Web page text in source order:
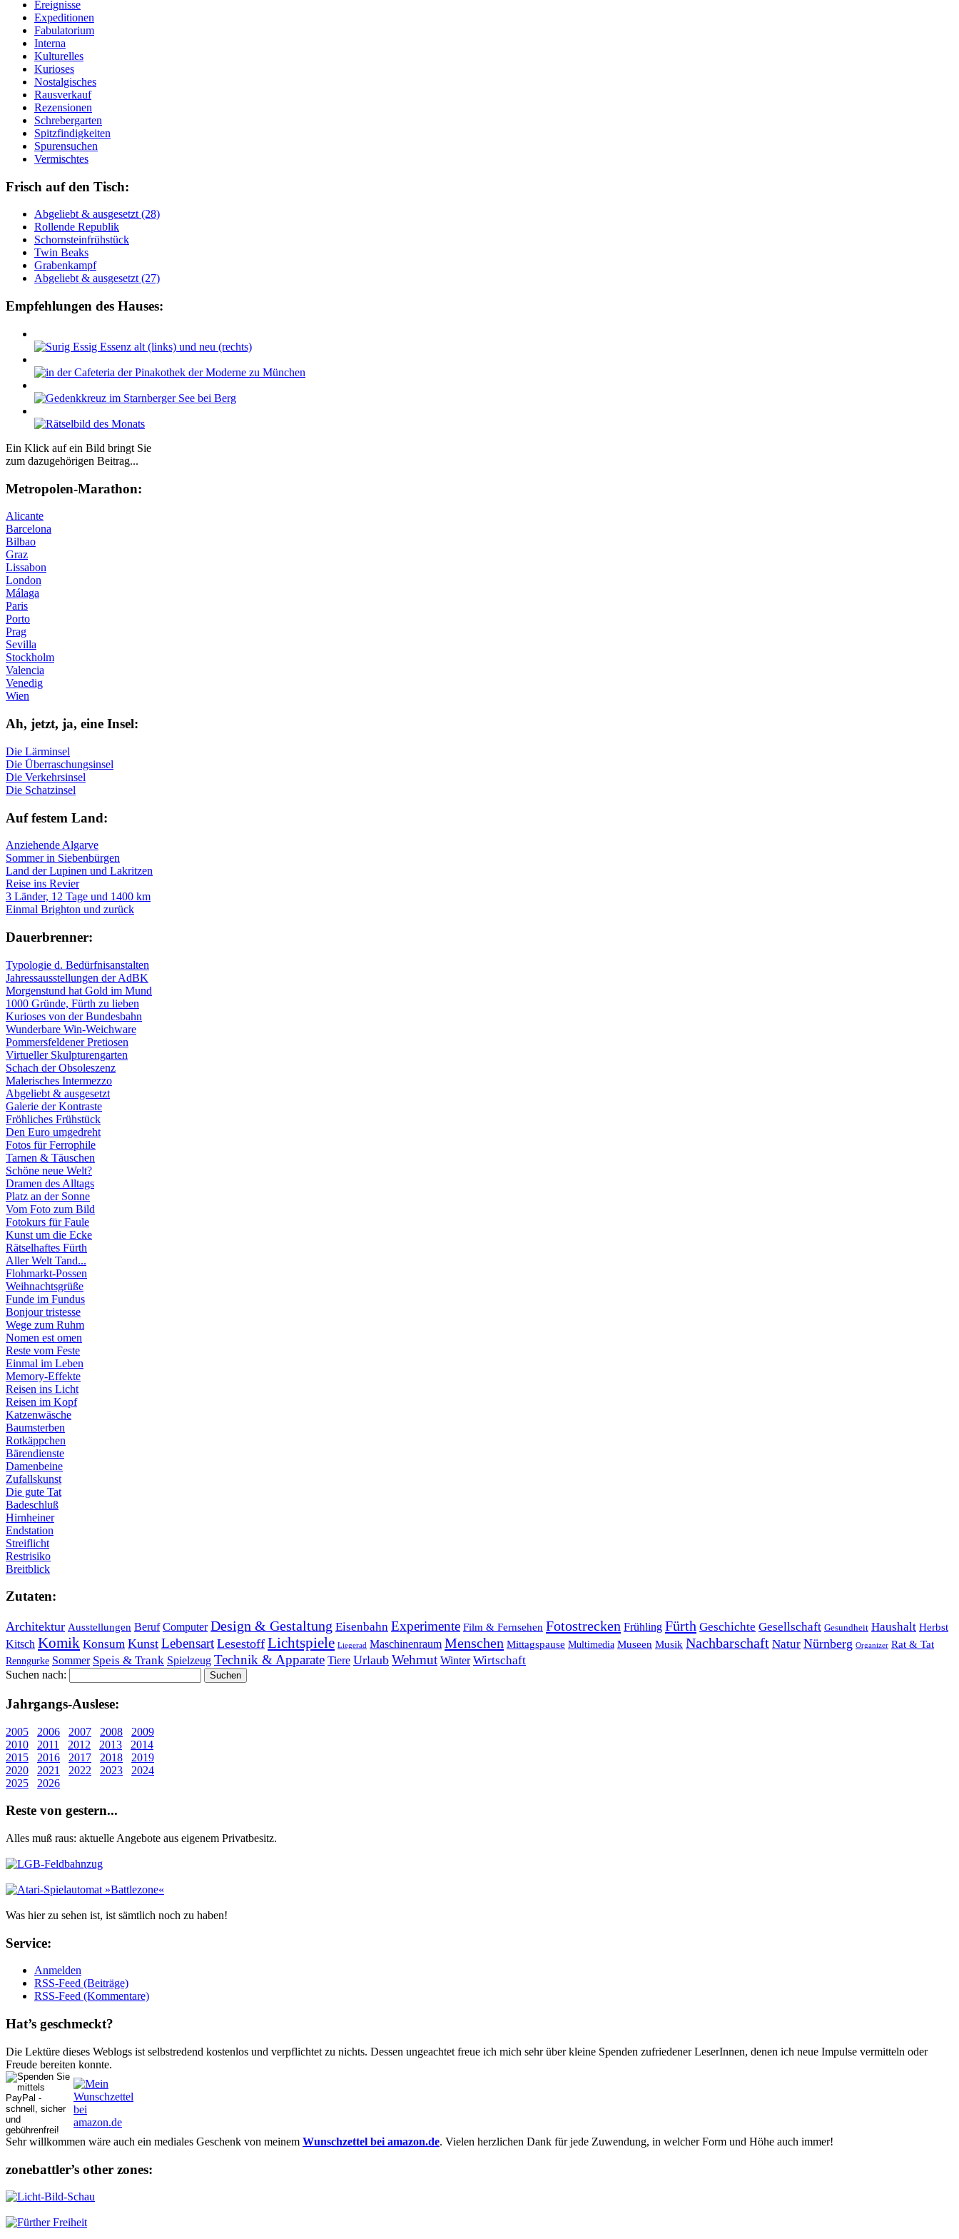
Ereignisse
Expeditionen
Fabulatorium
Interna
Kulturelles
Kurioses
Nostalgisches
Rausverkauf
Rezensionen
Schrebergarten
Spitzfindigkeiten
Spurensuchen
Vermischtes
Frisch auf den Tisch:
Ab­ge­liebt & aus­ge­setzt (28)
Rol­len­de Re­pu­blik
Schorn­stein­früh­stück
Twin Beaks
Gra­ben­kampf
Ab­ge­liebt & aus­ge­setzt (27)
Empfehlungen des Hauses:
Ein Klick auf ein Bild bringt Sie
zum dazugehörigen Beitrag...
Me­tro­po­len-Ma­ra­thon:
Alicante
Barcelona
Bilbao
Graz
Lissabon
London
Málaga
Paris
Porto
Prag
Sevilla
Stockholm
Valencia
Venedig
Wien
Ah, jetzt, ja, ei­ne In­sel:
Die Lärminsel
Die Überraschungsinsel
Die Verkehrsinsel
Die Schatzinsel
Auf fe­stem Land:
Anziehende Algarve
Sommer in Siebenbürgen
Land der Lupinen und Lakritzen
Reise ins Revier
3 Länder, 12 Tage und 1400 km
Einmal Brighton und zurück
Dau­er­bren­ner:
Typologie d. Bedürfnisanstalten
Jahressausstellungen der AdBK
Morgenstund hat Gold im Mund
1000 Gründe, Fürth zu lieben
Kurioses von der Bundesbahn
Wunderbare Win-Weichware
Pommersfeldener Pretiosen
Virtueller Skulpturengarten
Schach der Obsoleszenz
Malerisches Intermezzo
Abgeliebt & ausgesetzt
Galerie der Kontraste
Fröhliches Frühstück
Den Euro umgedreht
Fotos für Ferrophile
Tarnen & Täuschen
Schöne neue Welt?
Dramen des Alltags
Platz an der Sonne
Vom Foto zum Bild
Fotokurs für Faule
Kunst um die Ecke
Rätselhaftes Fürth
Aller Welt Tand...
Flohmarkt-Possen
Weihnachtsgrüße
Funde im Fundus
Bonjour tristesse
Wege zum Ruhm
Nomen est omen
Reste vom Feste
Einmal im Leben
Memory-Effekte
Reisen ins Licht
Reisen im Kopf
Katzenwäsche
Baumsterben
Rotkäppchen
Bärendienste
Damenbeine
Zufallskunst
Die gute Tat
Badeschluß
Hirnheiner
Endstation
Streiflicht
Restrisiko
Breitblick
Zu­ta­ten:
Architektur Ausstellungen Beruf Computer Design & Gestaltung Eisenbahn Experimente Film & Fernsehen Fotostrecken Frühling Fürth Geschichte Gesellschaft Gesundheit Haushalt Herbst
Kitsch Komik Konsum Kunst Lebensart Lesestoff Lichtspiele Liegerad Maschinenraum Menschen Mittagspause Multimedia Museen Musik Nachbarschaft Natur Nürnberg Organizer Rat & Tat
Renngurke Sommer Speis & Trank Spielzeug Technik & Apparate Tiere Urlaub Wehmut Winter Wirtschaft
Suchen nach:
Jahr­gangs-Aus­le­se:
2005 2006 2007 2008
2009
2010
2011 2012 2013
2014
2015
2016 2017 2018
2019
2020
2021 2022 2023
2024
2025
2026
Re­ste von ge­stern...
Alles muß raus: aktuelle An­ge­bo­te aus eigenem Privatbesitz.
Was hier zu sehen ist, ist sämt­lich noch zu haben!
Ser­vice:
Anmelden
RSS-Feed (Beiträge)
RSS-Feed (Kommentare)
Hat’s ge­schmeckt?
Die Lektüre dieses Weblogs ist selbstredend kostenlos und ver­pflich­tet zu nichts. Dessen un­ge­achtet freue ich mich sehr über kleine Spenden zufriedener Le­serInnen, denen ich neue Im­pul­se vermitteln oder
Freude bereiten konnte.
Sehr willkommen wäre auch ein mediales Geschenk von meinem Wunschzettel bei amazon.de. Vielen herzlichen Dank für jede Zuwendung, in welcher Form und Höhe auch immer!
zonebattler’s other zo­nes: